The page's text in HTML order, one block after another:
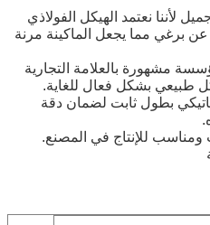
لأننا نعتمد الهيكل الفولاذي
برغي مما يجعل الماكينة مرنة
مشهورة بالعلامة التجارية
طبيعي بشكل فعال للغاية.
بطول ثابت لضمان دقة
للإنتاج في المصنع.